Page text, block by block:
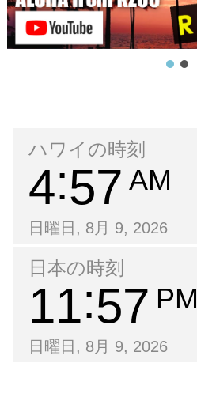
ハワイの時刻
4 57 AM
日曜日, 8月 9, 2026
日本の時刻
11 57 PM
日曜日, 8月 9, 2026